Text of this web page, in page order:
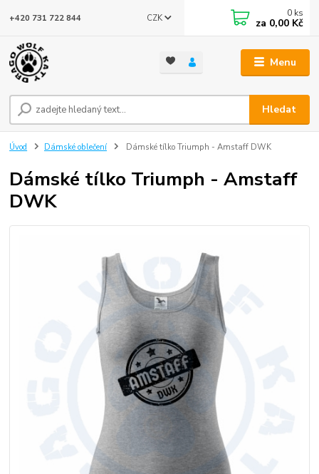
Menu
CZK
Hledat
+420 731 722 844 0 ks
za 0,00 Kč
Úvod Dámské oblečení Dámské tílko Triumph - Amstaff DWK
Dámské tílko Triumph - Amstaff
DWK